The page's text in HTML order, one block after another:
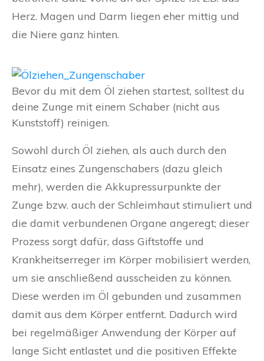
Herz. Magen und Darm liegen eher mittig und
die Niere ganz hinten.
Bevor du mit dem Öl ziehen startest, solltest du
deine Zunge mit einem Schaber (nicht aus
Kunststoff) reinigen.
Sowohl durch Öl ziehen, als auch durch den
Einsatz eines Zungenschabers (dazu gleich
mehr), werden die Akkupressurpunkte der
Zunge bzw. auch der Schleimhaut stimuliert und
die damit verbundenen Organe angeregt; dieser
Prozess sorgt dafür, dass Giftstoffe und
Krankheitserreger im Körper mobilisiert werden,
um sie anschließend ausscheiden zu können.
Diese werden im Öl gebunden und zusammen
damit aus dem Körper entfernt. Dadurch wird
bei regelmäßiger Anwendung der Körper auf
lange Sicht entlastet und die positiven Effekte